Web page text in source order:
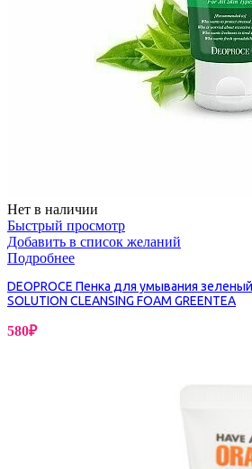
Нет в наличии
Быстрый просмотр
Добавить в список желаний
Подробнее
DEOPROCE Пенка для умывания зеленый
SOLUTION CLEANSING FOAM GREENTEA
580₽